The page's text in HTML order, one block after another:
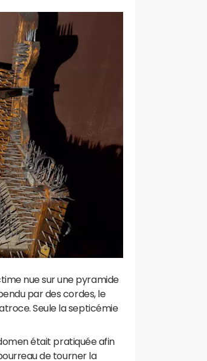
nue sur une pyramide
par des cordes, le
Seule la septicémie
était pratiquée afin
de tourner la